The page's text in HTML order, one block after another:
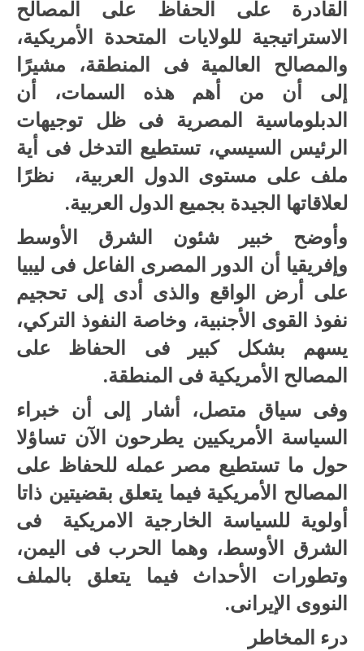
القادرة على الحفاظ على المصالح
الاستراتيجية للولايات المتحدة الأمريكية،
والمصالح العالمية فى المنطقة، مشيرًا
إلى أن من أهم هذه السمات، أن
الدبلوماسية المصرية فى ظل توجيهات
الرئيس السيسي، تستطيع التدخل فى أية
ملف على مستوى الدول العربية، نظرًا
لعلاقاتها الجيدة بجميع الدول العربية.
وأوضح خبير شئون الشرق الأوسط
وإفريقيا أن الدور المصرى الفاعل فى ليبيا
على أرض الواقع والذى أدى إلى تحجيم
نفوذ القوى الأجنبية، وخاصة النفوذ التركي،
يسهم بشكل كبير فى الحفاظ على
المصالح الأمريكية فى المنطقة.
وفى سياق متصل، أشار إلى أن خبراء
السياسة الأمريكيين يطرحون الآن تساؤلا
حول ما تستطيع مصر عمله للحفاظ على
المصالح الأمريكية فيما يتعلق بقضيتين ذاتا
أولوية للسياسة الخارجية الامريكية فى
الشرق الأوسط، وهما الحرب فى اليمن،
وتطورات الأحداث فيما يتعلق بالملف
النووى الإيرانى.
درء المخاطر